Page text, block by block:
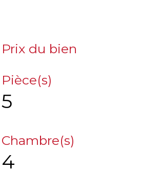
Prix du bien
Pièce(s)
5
Chambre(s)
4